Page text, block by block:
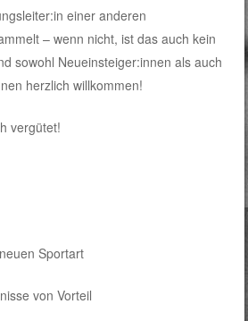
einer anderen
– wenn nicht, ist das auch kein
sowohl Neueinsteiger:innen als auch
herzlich willkommen!
vergütet!
Sportart
von Vorteil